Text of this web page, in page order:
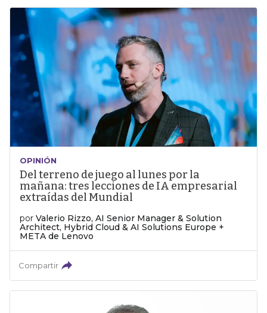
OPINIÓN
Del terreno de juego al lunes por la
mañana: tres lecciones de IA empresarial
extraídas del Mundial
por Valerio Rizzo, AI Senior Manager & Solution
Architect, Hybrid Cloud & AI Solutions Europe +
META de Lenovo
Compartir